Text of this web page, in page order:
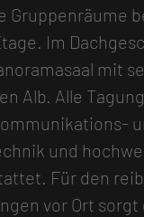
Gruppenräume
Im
mit
Alb. Alle
und
Für den
vor Ort